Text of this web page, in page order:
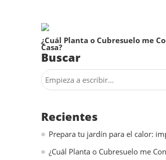
¿Cuál Planta o Cubresuelo me
Casa?
Buscar
Recientes
Prepara tu jardín para el calor:
¿Cuál Planta o Cubresuelo me